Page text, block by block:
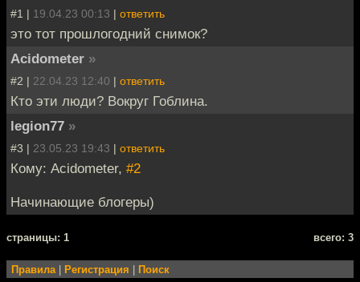
#1 | 19.04.23 00:13 | ответить
это тот прошлогодний снимок?
Acidometer »
#2 | 22.04.23 12:40 | ответить
Кто эти люди? Вокруг Гоблина.
legion77 »
#3 | 23.05.23 19:43 | ответить
Кому: Acidometer, #2
Начинающие блогеры)
cтраницы: 1 всего: 3
Правила Регистрация Поиск